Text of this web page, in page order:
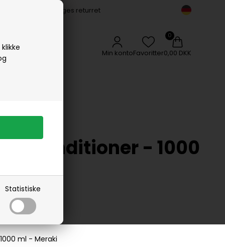
Statistiske
14 dages returret
Min kontoFavoritter0,00 DKK
Woods Copenhagen
Conditioner - 1000
ml - Meraki